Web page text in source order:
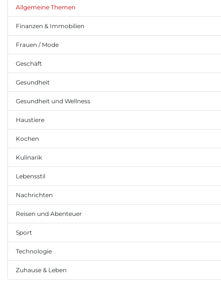
Allgemeine Themen
Finanzen & Immobilien
Frauen / Mode
Geschäft
Gesundheit
Gesundheit und Wellness
Haustiere
Kochen
Kulinarik
Lebensstil
Nachrichten
Reisen und Abenteuer
Sport
Technologie
Zuhause & Leben